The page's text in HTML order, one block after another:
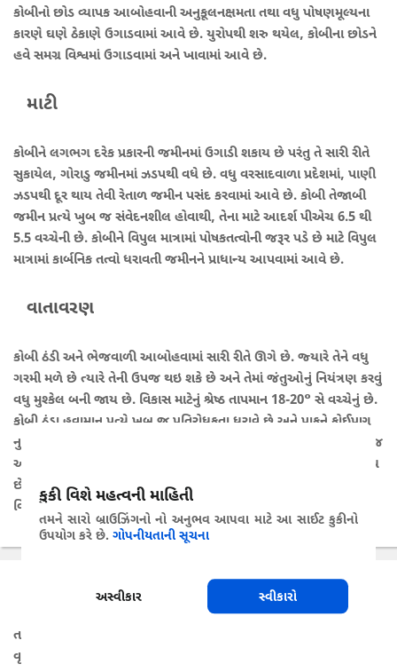
કોબીનો છોડ વ્યાપક આબોહવાની અનુકૂલનક્ષમતા તથા વધુ પોષણમૂલ્યના
કારણે ઘણે ઠેકાણે ઉગાડવામાં આવે છે. યુરોપથી શરુ થયેલ, કોબીના છોડને
હવે સમગ્ર વિશ્વમાં ઉગાડવામાં અને ખાવામાં આવે છે.
માટી
કોબીને લગભગ દરેક પ્રકારની જમીનમાં ઉગાડી શકાય છે પરંતુ તે સારી રીતે
સુકાયેલ, ગોરાડુ જમીનમાં ઝડપથી વધે છે. વધુ વરસાદવાળા પ્રદેશમાં, પાણી
ઝડપથી દૂર થાય તેવી રેતાળ જમીન પસંદ કરવામાં આવે છે. કોબી તેજાબી
જમીન પ્રત્યે ખુબ જ સંવેદનશીલ હોવાથી, તેના માટે આદર્શ પીએચ 6.5 થી
5.5 વચ્ચેની છે. કોબીને વિપુલ માત્રામાં પોષકતત્વોની જરૂર પડે છે માટે વિપુલ
માત્રામાં કાર્બનિક તત્વો ધરાવતી જમીનને પ્રાધાન્ય આપવામાં આવે છે.
વાતાવરણ
કોબી ઠંડી અને ભેજવાળી આબોહવામાં સારી રીતે ઊગે છે. જ્યારે તેને વધુ
ગરમી મળે છે ત્યારે તેની ઉપજ થઇ શકે છે અને તેમાં જંતુઓનું નિયંત્રણ કરવું
વધુ મુશ્કેલ બની જાય છે. વિકાસ માટેનું શ્રેષ્ઠ તાપમાન 18-20° સે વચ્ચેનું છે.
કોબી ઠંડા હવામાન પ્રત્યે ખુબ જ પ્રતિરોધકતા ધરાવે છે અને પાકને કોઈપણ
નુકસાન વિના -3° સે સુધીના નીચા તાપમાનમાં પણ ટકી શકે છે. કોબી ખૂબ જ
અનુકૂલનશીલ છે અને તેને સમગ્ર વર્ષ દરમિયાન ઘણા પ્રદેશોમાં ઉગાડી શકાય
છે. પાક માટે પાણીની જરૂરિયાત 380 થી 500 મીમી વચ્ચે હોઈ શકે છે.
વિકાસનાં તબક્કા દરમિયાન પાણીનો વપરાશ વધે છે.
સંભવિત રોગો
તમારા પાકને ચોક્કસ સમયગાળા દરમિયાન જોખમી રોગો તપાસવા માટે તેનો
વૃદ્ધિનો તબક્કો પસંદ કરો.
કુકી વિશે મહત્વની માહિતી
તમને સારો બ્રાઉઝિંગનો નો અનુભવ આપવા માટે આ સાઈટ કુકીનો
ઉપયોગ કરે છે. ગોપનીયતાની સૂચના
અસ્વીકાર સ્વીકારો